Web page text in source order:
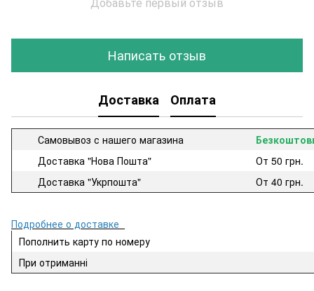
Написать отзыв
Доставка Оплата
Самовывоз с нашего магазина
Доставка "Нова Пошта"
От 50 грн.
Доставка "Укрпошта"
От 40 грн.
Подробнее о доставке
Пополнить карту по номеру
При отриманні